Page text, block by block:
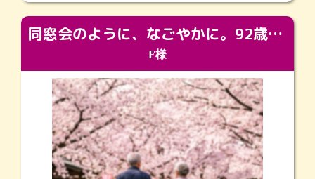
同窓会のように、なごやかに。92歳の旅立ちを彩った、再会と感謝の場
F様